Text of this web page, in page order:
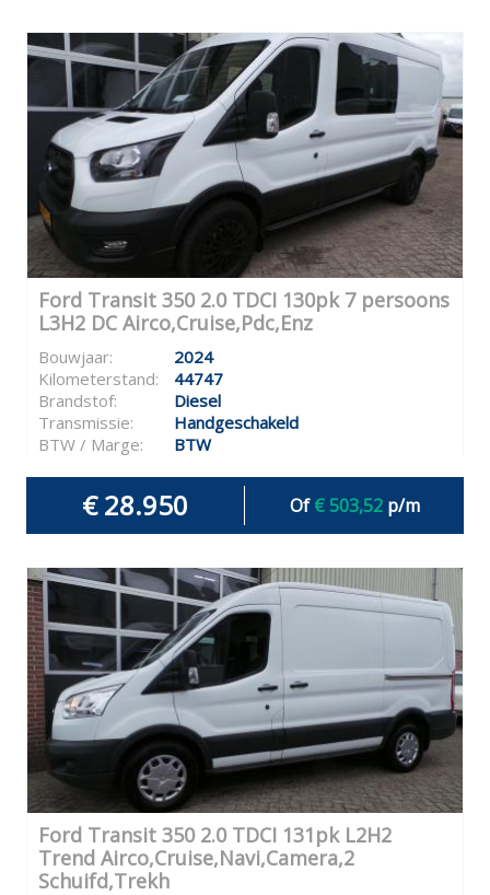
Ford Transit 350 2.0 TDCI 130pk 7 persoons
L3H2 DC Airco,Cruise,Pdc,Enz
Bouwjaar:
2024
Kilometerstand:
44747
Brandstof:
Diesel
Transmissie:
Handgeschakeld
BTW / Marge:
BTW
€ 28.950 Of€ 503,52p/m
Ford Transit 350 2.0 TDCI 131pk L2H2
Trend Airco,Cruise,Navi,Camera,2
Schuifd,Trekh